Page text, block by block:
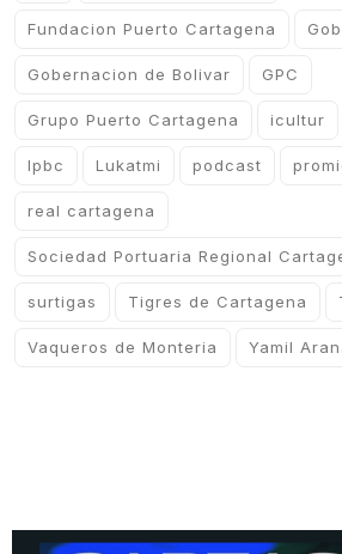
Fundacion Puerto Cartagena
Gobernacion de Bolivar GPC
Grupo Puerto Cartagena icultur
lpbc Lukatmi podcast
real cartagena
Sociedad Portuaria Regional
surtigas Tigres de Cartagena
Vaqueros de Monteria Yamil